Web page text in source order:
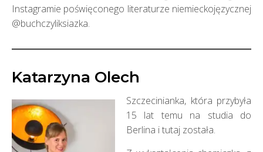
Instagramie poświęconego literaturze niemieckojęzycznej
@buchczyliksiazka.
Katarzyna Olech
Szczecinianka, która przybyła
15 lat temu na studia do
Berlina i tutaj została.